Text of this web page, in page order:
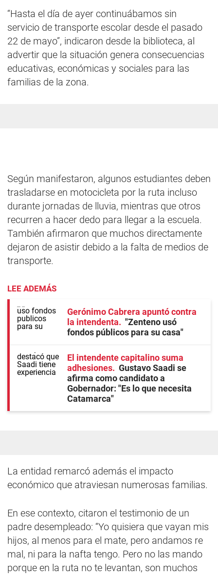
“Hasta el día de ayer continuábamos sin
servicio de transporte escolar desde el pasado
22 de mayo”, indicaron desde la biblioteca, al
advertir que la situación genera consecuencias
educativas, económicas y sociales para las
familias de la zona.
Según manifestaron, algunos estudiantes deben
trasladarse en motocicleta por la ruta incluso
durante jornadas de lluvia, mientras que otros
recurren a hacer dedo para llegar a la escuela.
También afirmaron que muchos directamente
dejaron de asistir debido a la falta de medios de
transporte.
LEE ADEMÁS
Gerónimo Cabrera apuntó contra
la intendenta
"Zenteno usó
fondos públicos para su casa"
El intendente capitalino suma
adhesiones
Gustavo Saadi se
afirma como candidato a
Gobernador: "Es lo que necesita
Catamarca"
La entidad remarcó además el impacto
económico que atraviesan numerosas familias.
En ese contexto, citaron el testimonio de un
padre desempleado: “Yo quisiera que vayan mis
hijos, al menos para el mate, pero andamos re
mal, ni para la nafta tengo. Pero no las mando
porque en la ruta no te levantan, son muchos